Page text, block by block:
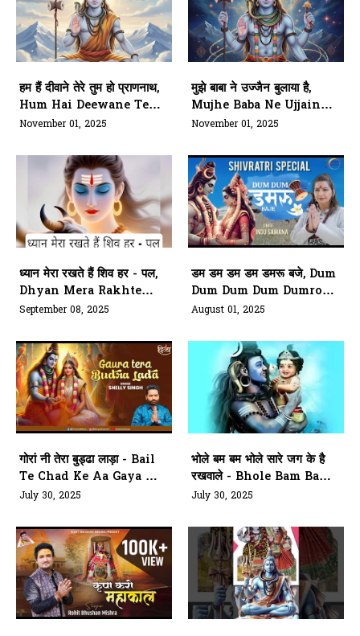
हम हैं दीवाने तेरे तुम हो प्राणनाथ,
Hum Hai Deewane Tere
Tum Ho Prannaath
November 01, 2025
मुझे बाबा ने उज्जैन बुलाया है,
Mujhe Baba Ne Ujjain
Bulaya Hai
November 01, 2025
ध्यान मेरा रखते हैं शिव हर - पल,
Dhyan Mera Rakhte
Hai Shiv Har Pal
September 08, 2025
डम डम डम डम डमरू बजे, Dum
Dum Dum Dum Dumroo
Baje
August 01, 2025
गोरां नी तेरा बुड्ढा लाड़ा - Bail
Te Chad Ke Aa Gaya Ni
Gaura Ni Tera Budra
July 30, 2025
भोले बम बम भोले सारे जग के है
रखवाले - Bhole Bam Bam
Bhole
July 30, 2025